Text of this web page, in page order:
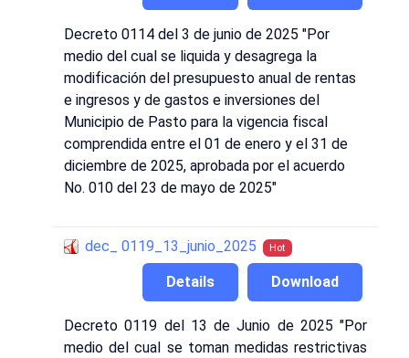
Decreto 0114 del 3 de junio de 2025 "Por
medio del cual se liquida y desagrega la
modificación del presupuesto anual de rentas
e ingresos y de gastos e inversiones del
Municipio de Pasto para la vigencia fiscal
comprendida entre el 01 de enero y el 31 de
diciembre de 2025, aprobada por el acuerdo
No. 010 del 23 de mayo de 2025"
dec_ 0119_13_junio_2025 Hot
Download
Details
Decreto 0119 del 13 de Junio de 2025 "Por
medio del cual se toman medidas restrictivas